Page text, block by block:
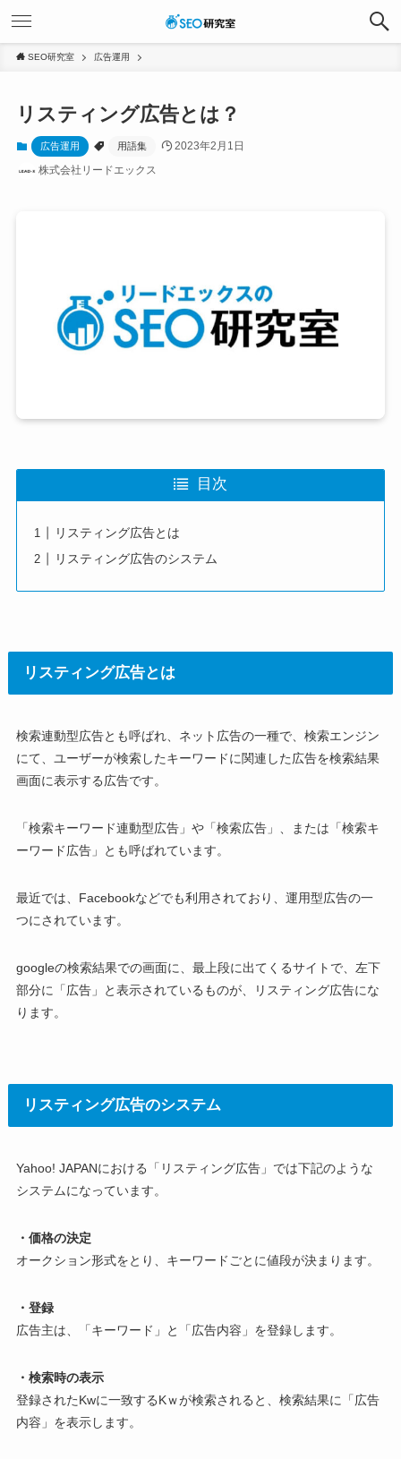
SEO研究室 広告運用
リスティング広告とは？
広告運用 用語集
2023年2月1日
株式会社リードエックス
目次
リスティング広告とは
リスティング広告のシステム
リスティング広告とは
検索連動型広告とも呼ばれ、ネット広告の一種で、検索エンジン
にて、ユーザーが検索したキーワードに関連した広告を検索結果
画面に表示する広告です。
「検索キーワード連動型広告」や「検索広告」、または「検索キ
ーワード広告」とも呼ばれています。
最近では、Facebookなどでも利用されており、運用型広告の一
つにされています。
googleの検索結果での画面に、最上段に出てくるサイトで、左下
部分に「広告」と表示されているものが、リスティング広告にな
ります。
リスティング広告のシステム
Yahoo! JAPANにおける「リスティング広告」では下記のような
システムになっています。
・価格の決定
オークション形式をとり、キーワードごとに値段が決まります。
・登録
広告主は、「キーワード」と「広告内容」を登録します。
・検索時の表示
登録されたKwに一致するKｗが検索されると、検索結果に「広告
内容」を表示します。